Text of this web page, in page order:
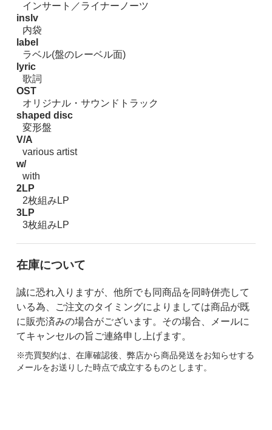
インサート／ライナーノーツ
inslv
内袋
label
ラベル(盤のレーベル面)
lyric
歌詞
OST
オリジナル・サウンドトラック
shaped disc
変形盤
V/A
various artist
w/
with
2LP
2枚組みLP
3LP
3枚組みLP
在庫について
誠に恐れ入りますが、他所でも同商品を同時併売して
いる為、ご注文のタイミングによりましては商品が既
に販売済みの場合がございます。その場合、メールに
てキャンセルの旨ご連絡申し上げます。
※売買契約は、在庫確認後、弊店から商品発送をお知らせする
メールをお送りした時点で成立するものとします。